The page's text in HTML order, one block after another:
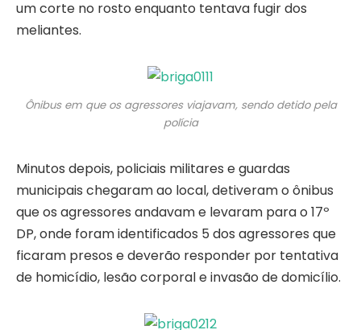
um corte no rosto enquanto tentava fugir dos
meliantes.
Ônibus em que os agressores viajavam, sendo detido pela
polícia
Minutos depois, policiais militares e guardas
municipais chegaram ao local, detiveram o ônibus
que os agressores andavam e levaram para o 17º
DP, onde foram identificados 5 dos agressores que
ficaram presos e deverão responder por tentativa
de homicídio, lesão corporal e invasão de domicílio.